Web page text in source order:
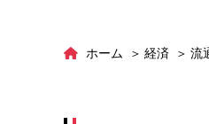
ホーム 経済 流